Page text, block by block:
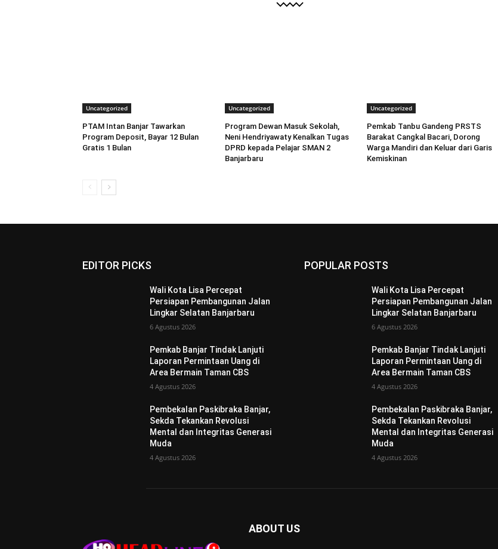
Uncategorized
PTAM Intan Banjar Tawarkan
Program Deposit, Bayar 12 Bulan
Gratis 1 Bulan
Uncategorized
Program Dewan Masuk Sekolah,
Neni Hendriyawaty Kenalkan Tugas
DPRD kepada Pelajar SMAN 2
Banjarbaru
Uncategorized
Pemkab Tanbu Gandeng PRSTS
Barakat Cangkal Bacari, Dorong
Warga Mandiri dan Keluar dari Garis
Kemiskinan
EDITOR PICKS
Wali Kota Lisa Percepat
Persiapan Pembangunan Jalan
Lingkar Selatan Banjarbaru
6 Agustus 2026
Pemkab Banjar Tindak Lanjuti
Laporan Permintaan Uang di
Area Bermain Taman CBS
4 Agustus 2026
Pembekalan Paskibraka Banjar,
Sekda Tekankan Revolusi
Mental dan Integritas Generasi
Muda
4 Agustus 2026
POPULAR POSTS
Wali Kota Lisa Percepat
Persiapan Pembangunan Jalan
Lingkar Selatan Banjarbaru
6 Agustus 2026
Pemkab Banjar Tindak Lanjuti
Laporan Permintaan Uang di
Area Bermain Taman CBS
4 Agustus 2026
Pembekalan Paskibraka Banjar,
Sekda Tekankan Revolusi
Mental dan Integritas Generasi
Muda
4 Agustus 2026
ABOUT US